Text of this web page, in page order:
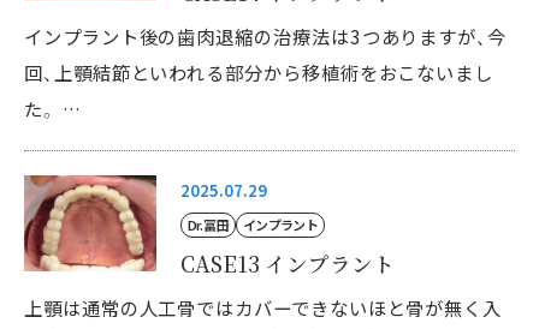
インプラント後の歯肉退縮の治療法は3つありますが、今
回、上顎結節といわれる部分から移植術をおこないまし
た。 …
2025.07.29
Dr. 冨田 インプラント
CASE13 インプラント
上顎は通常の人工骨ではカバーできないほと骨が無く入